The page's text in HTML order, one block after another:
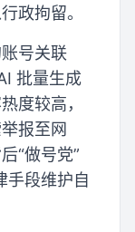
政拘留。
号关联
批量生成
度较高，
报至网
“做号党”
手段维护自